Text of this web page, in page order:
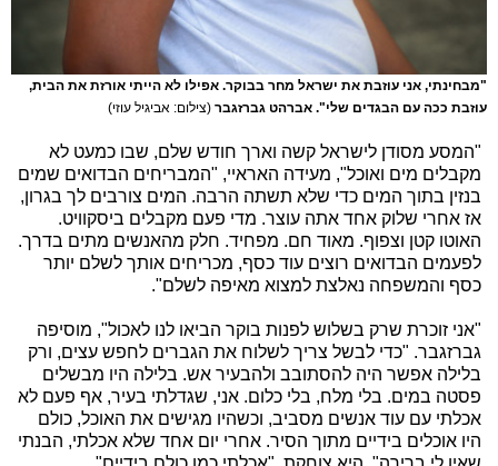
"מבחינתי, אני עוזבת את ישראל מחר בבוקר. אפילו לא הייתי אורזת את הבית,
עוזבת ככה עם הבגדים שלי". אברהט גברזגבר (צילום: אביגיל עוזי)
"המסע מסודן לישראל קשה וארך חודש שלם, שבו כמעט לא
מקבלים מים ואוכל", מעידה האראיי, "המבריחים הבדואים שמים
בנזין בתוך המים כדי שלא תשתה הרבה. המים צורבים לך בגרון,
אז אחרי שלוק אחד אתה עוצר. מדי פעם מקבלים ביסקוויט.
האוטו קטן וצפוף. מאוד חם. מפחיד. חלק מהאנשים מתים בדרך.
לפעמים הבדואים רוצים עוד כסף, מכריחים אותך לשלם יותר
כסף והמשפחה נאלצת למצוא מאיפה לשלם".
"אני זוכרת שרק בשלוש לפנות בוקר הביאו לנו לאכול", מוסיפה
גברזגבר. "כדי לבשל צריך לשלוח את הגברים לחפש עצים, ורק
בלילה אפשר היה להסתובב ולהבעיר אש. בלילה היו מבשלים
פסטה במים. בלי מלח, בלי כלום. אני, שגדלתי בעיר, אף פעם לא
אכלתי עם עוד אנשים מסביב, וכשהיו מגישים את האוכל, כולם
היו אוכלים בידיים מתוך הסיר. אחרי יום אחד שלא אכלתי, הבנתי